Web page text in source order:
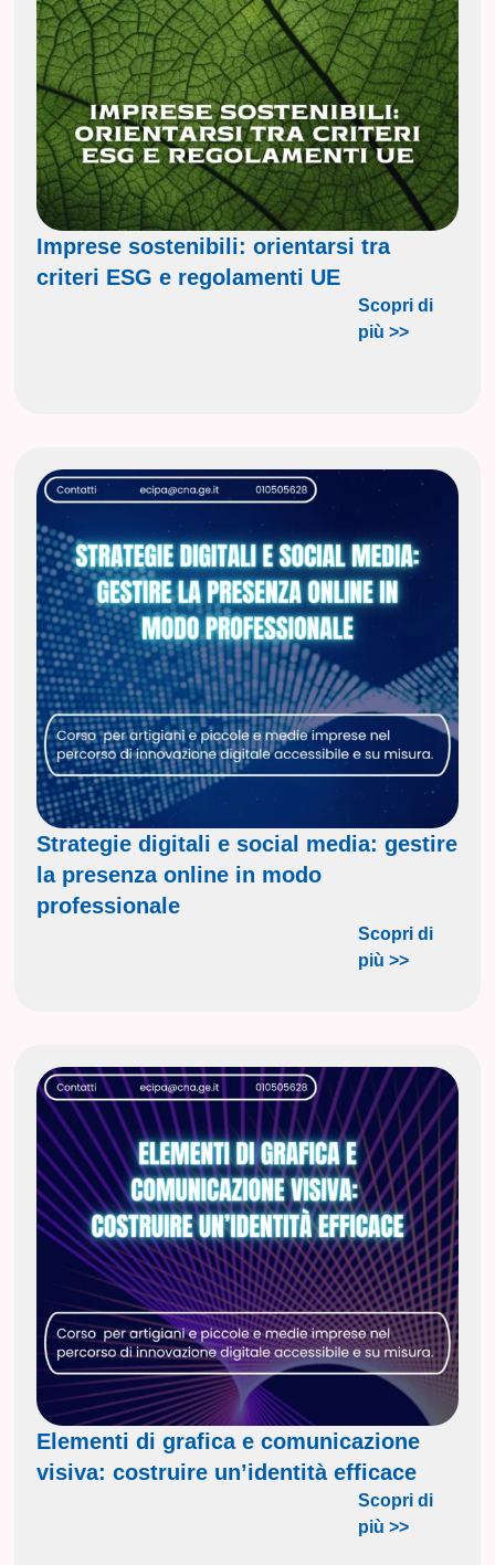
Imprese sostenibili: orientarsi tra
criteri ESG e regolamenti UE
Scopri di
più >>
Strategie digitali e social media: gestire
la presenza online in modo
professionale
Scopri di
più >>
Elementi di grafica e comunicazione
visiva: costruire un’identità efficace
Scopri di
più >>